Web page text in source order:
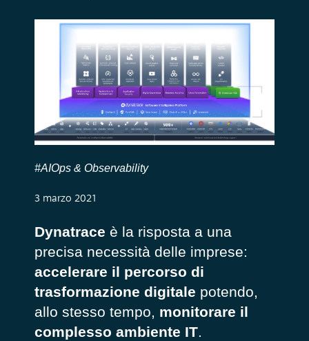
#AIOps & Observability
3 marzo 2021
Dynatrace è la risposta a una
precisa necessità delle imprese:
accelerare il percorso di
trasformazione digitale potendo,
allo stesso tempo, monitorare il
complesso ambiente IT.